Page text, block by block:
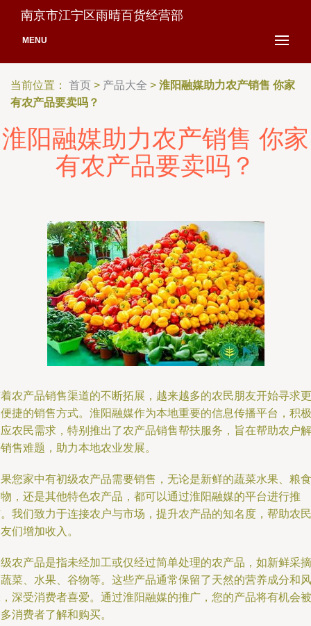
南京市江宁区雨晴百货经营部
MENU
当前位置： 首页 > 产品大全 > 淮阳融媒助力农产销售 你家
有农产品要卖吗？
淮阳融媒助力农产销售 你家
有农产品要卖吗？
农产品销售渠道的不断拓展，越来越多的农民朋友开始寻求更
捷的销售方式。淮阳融媒作为本地重要的信息传播平台，积极
农民需求，特别推出了农产品销售帮扶服务，旨在帮助农户解
售难题，助力本地农业发展。
您家中有初级农产品需要销售，无论是新鲜的蔬菜水果、粮食
，还是其他特色农产品，都可以通过淮阳融媒的平台进行推
我们致力于连接农户与市场，提升农产品的知名度，帮助农民
们增加收入。
农产品是指未经加工或仅经过简单处理的农产品，如新鲜采摘
菜、水果、谷物等。这些产品通常保留了天然的营养成分和风
深受消费者喜爱。通过淮阳融媒的推广，您的产品将有机会被
消费者了解和购买。